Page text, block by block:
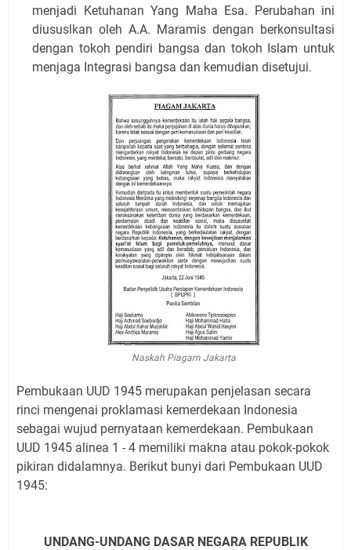
menjadi Ketuhanan Yang Maha Esa. Perubahan ini
diususlkan oleh A.A. Maramis dengan berkonsultasi
dengan tokoh pendiri bangsa dan tokoh Islam untuk
menjaga Integrasi bangsa dan kemudian disetujui.
Naskah Piagam Jakarta
Pembukaan UUD 1945 merupakan penjelasan secara
rinci mengenai proklamasi kemerdekaan Indonesia
sebagai wujud pernyataan kemerdekaan. Pembukaan
UUD 1945 alinea 1 - 4 memiliki makna atau pokok-pokok
pikiran didalamnya. Berikut bunyi dari Pembukaan UUD
1945:
UNDANG-UNDANG DASAR NEGARA REPUBLIK